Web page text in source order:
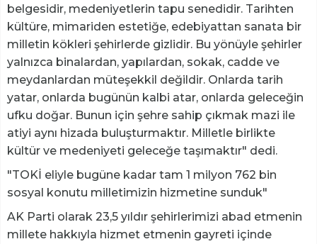
belgesidir, medeniyetlerin tapu senedidir. Tarihten
kültüre, mimariden estetiğe, edebiyattan sanata bir
milletin kökleri şehirlerde gizlidir. Bu yönüyle şehirler
yalnızca binalardan, yapılardan, sokak, cadde ve
meydanlardan müteşekkil değildir. Onlarda tarih
yatar, onlarda bugünün kalbi atar, onlarda geleceğin
ufku doğar. Bunun için şehre sahip çıkmak mazi ile
atiyi aynı hizada buluşturmaktır. Milletle birlikte
kültür ve medeniyeti geleceğe taşımaktır" dedi.
"TOKİ eliyle bugüne kadar tam 1 milyon 762 bin
sosyal konutu milletimizin hizmetine sunduk"
AK Parti olarak 23,5 yıldır şehirlerimizi abad etmenin
millete hakkıyla hizmet etmenin gayreti içinde